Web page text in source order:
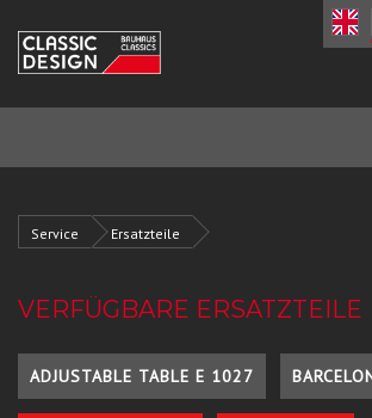
Service Ersatzteile
VERFÜGBARE ERSATZTEILE
ADJUSTABLE TABLE E 1027